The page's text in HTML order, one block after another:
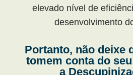
elevado nível de
desenvolvimento
Portanto, não deixe
tomem conta do
a